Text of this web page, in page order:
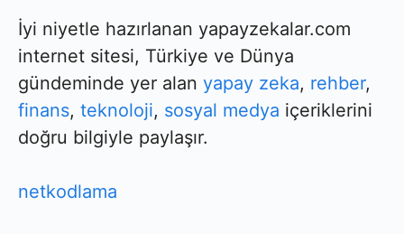
İyi niyetle hazırlanan yapayzekalar.com
internet sitesi, Türkiye ve Dünya
gündeminde yer alan yapay zeka, rehber,
finans, teknoloji, sosyal medya içeriklerini
doğru bilgiyle paylaşır.
netkodlama